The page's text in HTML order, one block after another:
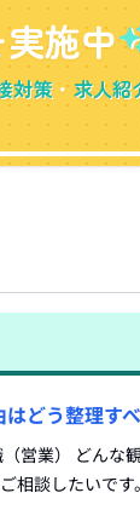
実施中
対策 ・求人紹
どう整理す
営業） どんな
相談したいで